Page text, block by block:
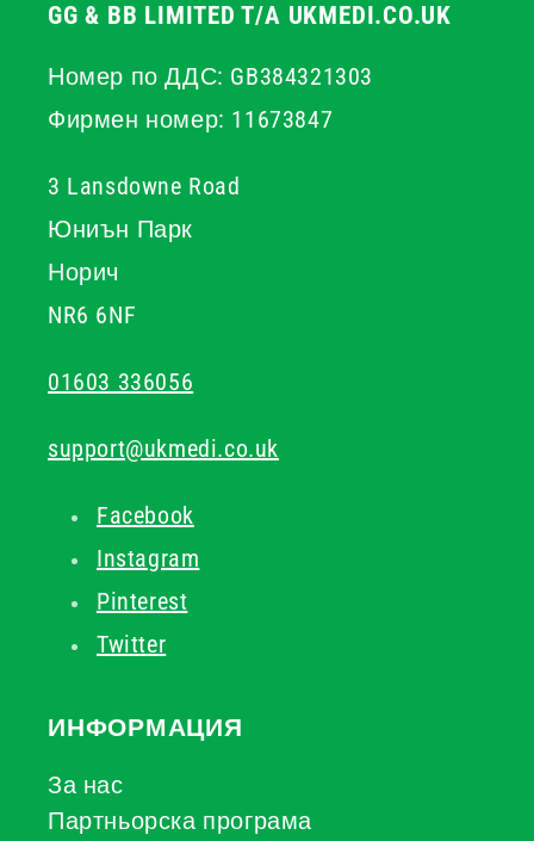
GG & BB LIMITED T/A UKMEDI.CO.UK
Номер по ДДС: GB384321303
Фирмен номер: 11673847
3 Lansdowne Road
Юниън Парк
Норич
NR6 6NF
01603 336056
support@ukmedi.co.uk
Facebook
Instagram
Pinterest
Twitter
ИНФОРМАЦИЯ
За нас
Партньорска програма